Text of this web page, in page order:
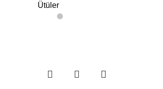
Ütüler